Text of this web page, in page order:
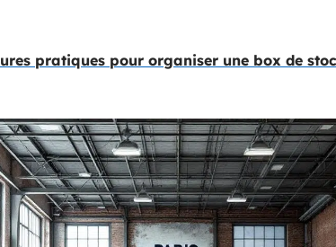
pratiques pour organiser une box de